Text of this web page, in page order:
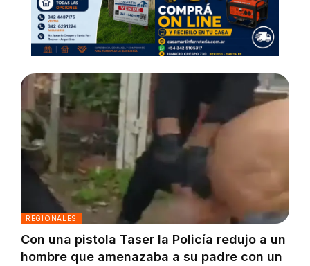
REGIONALES
Con una pistola Taser la Policía redujo a un
hombre que amenazaba a su padre con un